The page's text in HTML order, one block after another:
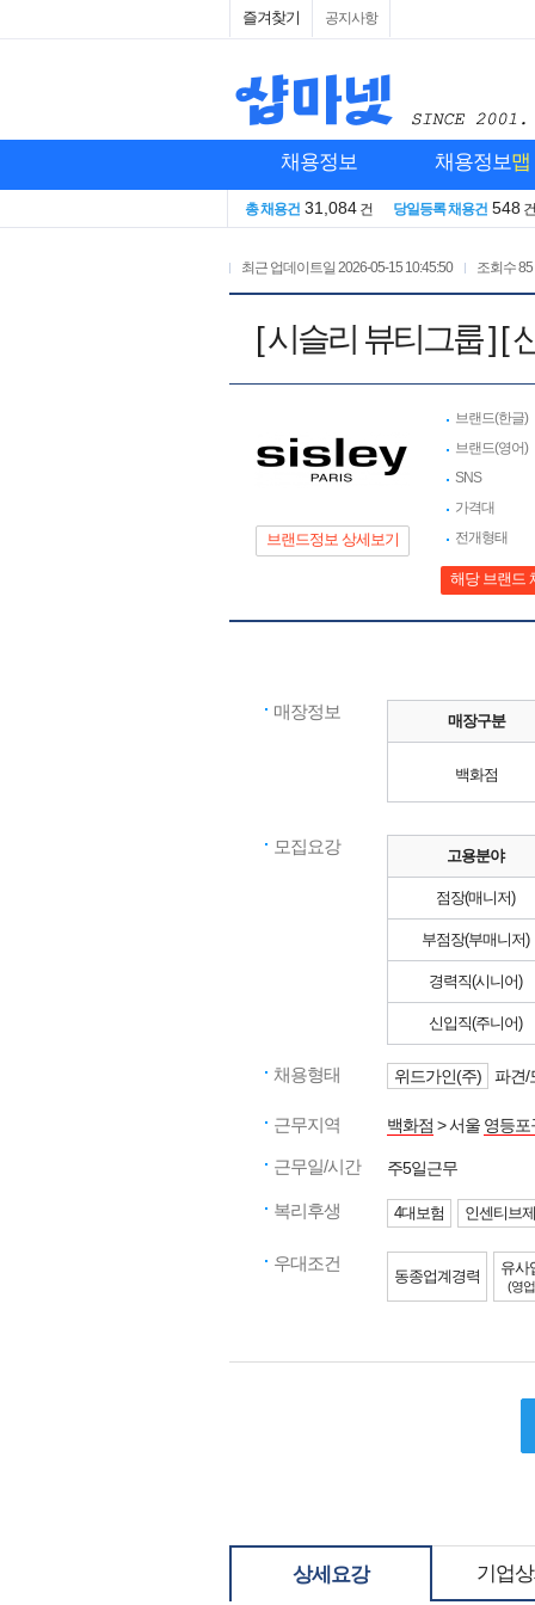
즐겨찾기 공지사항
채용정보 채용정보맵
총 채용건 31,084 건 당일등록 채용건 548 건
최근 업데이트일 2026-05-15 10:45:50 조회수85
[ 시슬리 뷰티그룹 ] [
브랜드정보 상세보기
브랜드(한글)
브랜드(영어)
SNS
가격대
전개형태
해당 브랜드
매장정보 매장구분
백화점
모집요강 고용분야
점장(매니저)
부점장(부매니저)
경력직(시니어)
신입직(주니어)
채용형태 위드가인(주) 파견/
근무지역 백화점 > 서울 영등포
근무일/시간 주5일근무
복리후생 4대보험 인센티브제
우대조건
동종업계경력 유사
(영
상세요강 기업